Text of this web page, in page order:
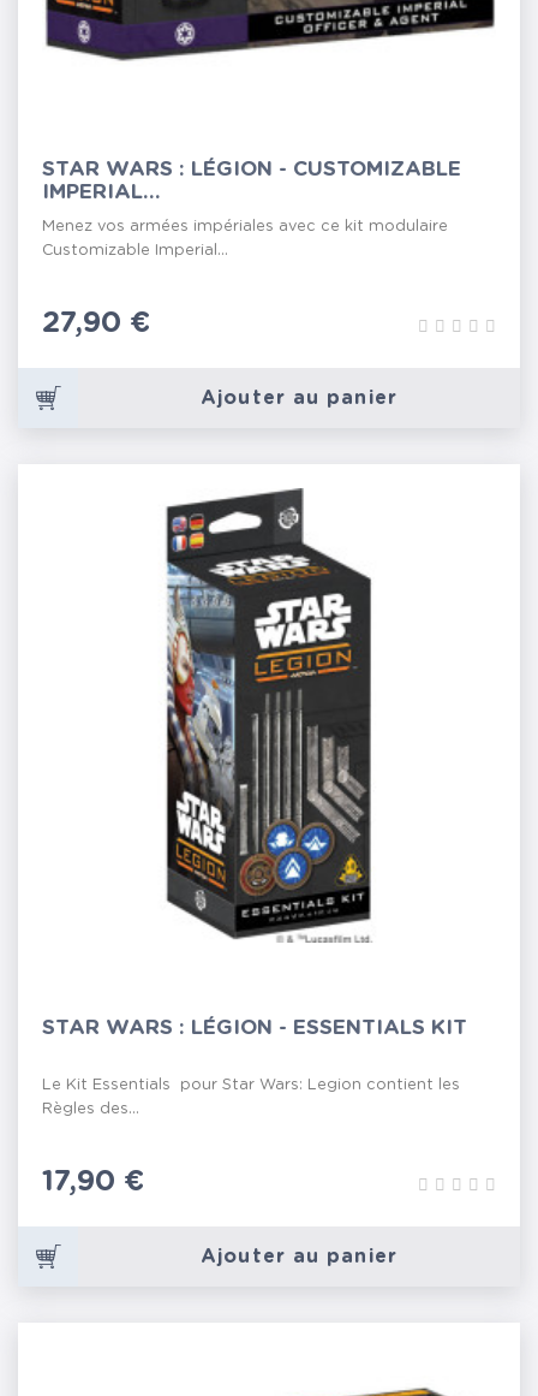
STAR WARS : LÉGION - CUSTOMIZABLE
IMPERIAL...
Menez vos armées impériales avec ce kit modulaire
Customizable Imperial...
Prix
27,90 €
Ajouter au panier
STAR WARS : LÉGION - ESSENTIALS KIT
Le Kit Essentials pour Star Wars: Legion contient les
Règles des...
Prix
17,90 €
Ajouter au panier